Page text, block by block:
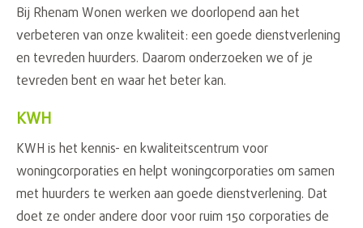
Bij Rhenam Wonen werken we doorlopend aan het
verbeteren van onze kwaliteit: een goede dienstverlening
en tevreden huurders. Daarom onderzoeken we of je
tevreden bent en waar het beter kan.
KWH
KWH is het kennis- en kwaliteitscentrum voor
woningcorporaties en helpt woningcorporaties om samen
met huurders te werken aan goede dienstverlening. Dat
doet ze onder andere door voor ruim 150 corporaties de